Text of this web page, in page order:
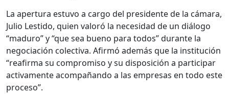
La apertura estuvo a cargo del presidente de la cámara,
Julio Lestido, quien valoró la necesidad de un diálogo
“maduro” y “que sea bueno para todos” durante la
negociación colectiva. Afirmó además que la institución
“reafirma su compromiso y su disposición a participar
activamente acompañando a las empresas en todo este
proceso”.